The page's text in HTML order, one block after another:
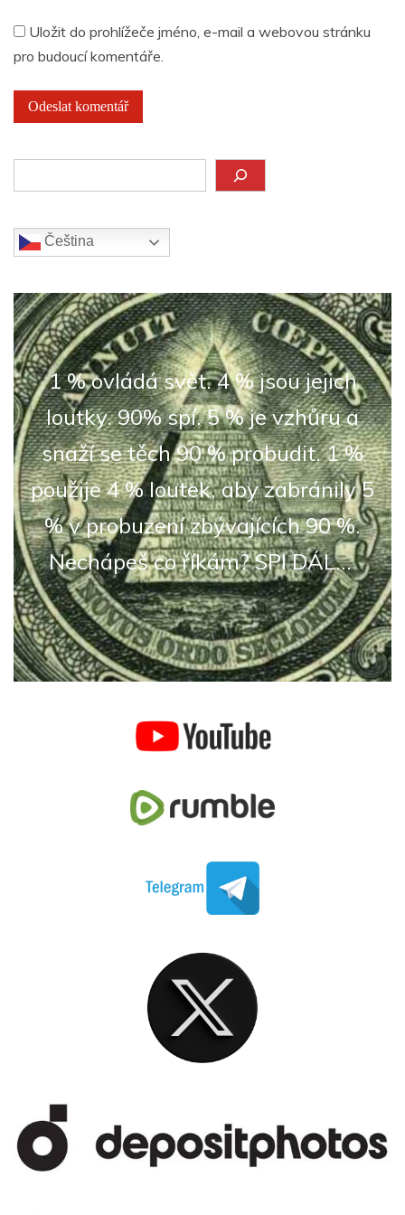
Uložit do prohlížeče jméno, e-mail a webovou stránku
pro budoucí komentáře.
Čeština‎
1 % ovládá svět. 4 % jsou jejich
loutky. 90% spí. 5 % je vzhůru a
snaží se těch 90 % probudit. 1 %
použije 4 % loutek, aby zabránily 5
% v probuzení zbývajících 90 %.
Nechápeš co říkám? SPI DÁL...